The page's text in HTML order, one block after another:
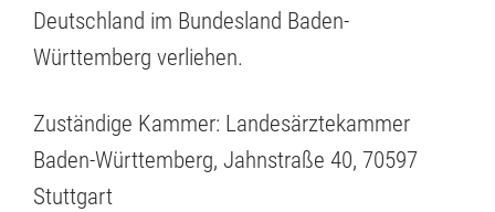
Deutschland im Bundesland Baden-
Württemberg verliehen.
Zuständige Kammer: Landesärztekammer
Baden-Württemberg, Jahnstraße 40, 70597
Stuttgart